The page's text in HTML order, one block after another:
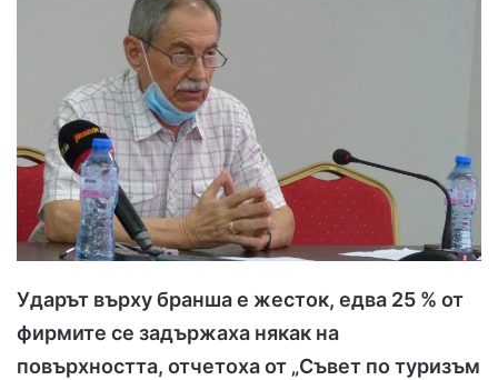
o
w
o
n
X
a
n
e
m
a
Ударът върху бранша е жесток, едва 25 % от
фирмите се задържаха някак на
повърхността, отчетоха от „Съвет по туризъм